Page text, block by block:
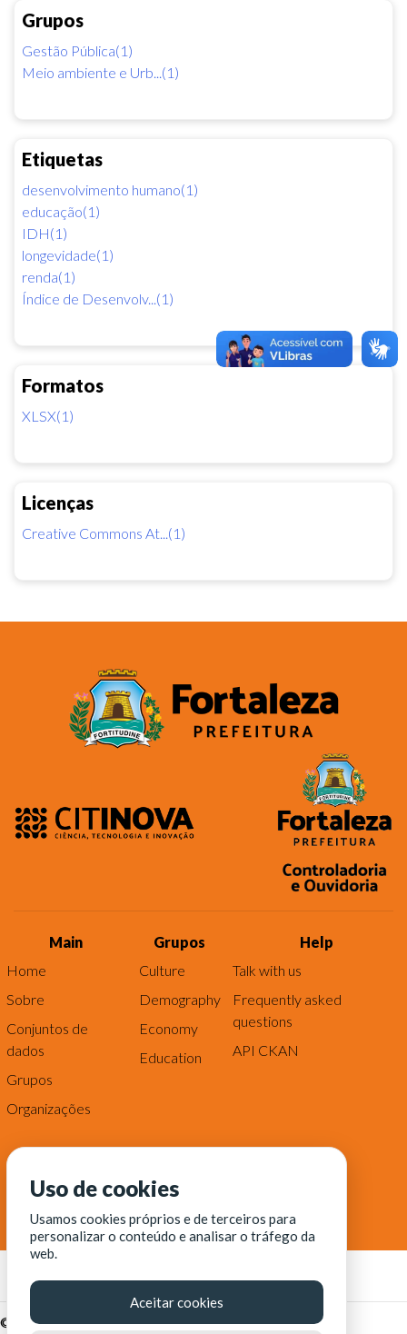
Grupos
Gestão Pública(1)
Meio ambiente e Urb...(1)
Etiquetas
desenvolvimento humano(1)
educação(1)
IDH(1)
longevidade(1)
renda(1)
Índice de Desenvolv...(1)
Formatos
XLSX(1)
Licenças
Creative Commons At...(1)
Main
Home
Sobre
Conjuntos de
dados
Grupos
Organizações
Grupos
Culture
Demography
Economy
Education
Help
Talk with us
Frequently asked
questions
API CKAN
© Fortaleza Digital || CITINOVA - Fundação de Ciência,
Uso de cookies
Usamos cookies próprios e de terceiros para
personalizar o conteúdo e analisar o tráfego da
web.
Aceitar cookies